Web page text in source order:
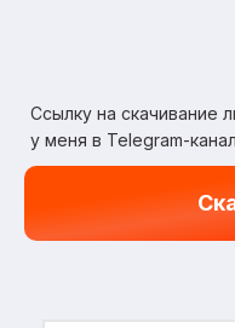
Ссылку на скачивание
у меня в Telegram-